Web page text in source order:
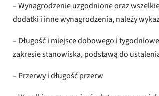
– Wynagrodzenie uzgodnione oraz
dodatki i inne wynagrodzenia, należy
– Długość i miejsce dobowego i
zakresie stanowiska, podstawą do
– Przerwy i długość przerw